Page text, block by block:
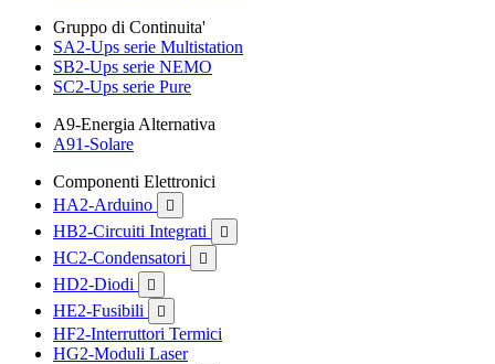
Gruppo di Continuita'
SA2-Ups serie Multistation
SB2-Ups serie NEMO
SC2-Ups serie Pure
A9-Energia Alternativa
A91-Solare
Componenti Elettronici
HA2-Arduino

HB2-Circuiti Integrati 
HC2-Condensatori 
HD2-Diodi 
HE2-Fusibili 
HF2-Interruttori Termici
HG2-Moduli Laser